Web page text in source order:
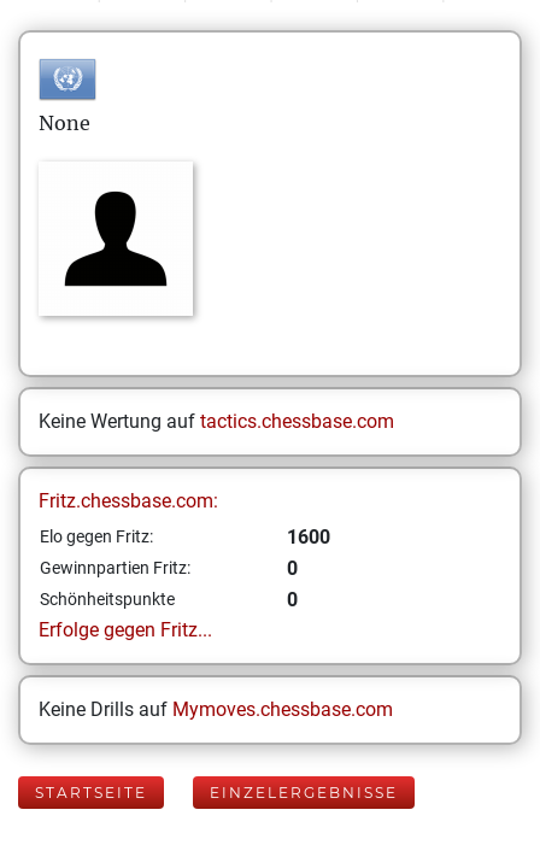
None
Keine Wertung auf tactics.chessbase.com
Fritz.chessbase.com:
Elo gegen Fritz: 1600
Gewinnpartien Fritz: 0
Schönheitspunkte
0
Erfolge gegen Fritz...
Keine Drills auf Mymoves.chessbase.com
STARTSEITE EINZELERGEBNISSE